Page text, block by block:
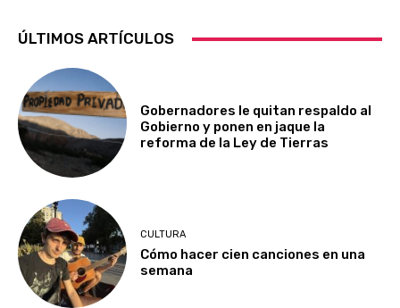
ÚLTIMOS ARTÍCULOS
Gobernadores le quitan respaldo al
Gobierno y ponen en jaque la
reforma de la Ley de Tierras
CULTURA
Cómo hacer cien canciones en una
semana